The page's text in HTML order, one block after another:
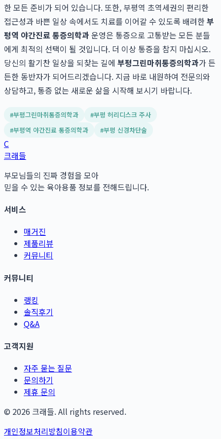
한 모든 준비가 되어 있습니다. 또한, 부평역 초역세권의 편리한
접근성과 바쁜 일상 속에서도 치료를 이어갈 수 있도록 배려한부
평역 야간진료 통증의학과 운영은 통증으로 고통받는 모든 분들
에게 최적의 선택이 될 것입니다. 더 이상 통증을 참지 마십시오.
당신의 활기찬 일상을 되찾는 길에 부평그린마취통증의학과가 든
든한 동반자가 되어드리겠습니다. 지금 바로 내원하여 전문의와
상담하고, 통증 없는 새로운 삶을 시작해 보시기 바랍니다.
#부평그린마취통증의학과 #부평 허리디스크 주사
#부평역 야간진료 통증의학과 #부평 신경차단술
C
크래들
부모님들의 진짜 경험을 모아
믿을 수 있는 육아용품 정보를 전해드립니다.
서비스
매거진
제품리뷰
커뮤니티
커뮤니티
랭킹
솔직후기
Q&A
고객지원
자주 묻는 질문
문의하기
제휴 문의
© 2026 크래들. All rights reserved.
개인정보처리방침이용약관